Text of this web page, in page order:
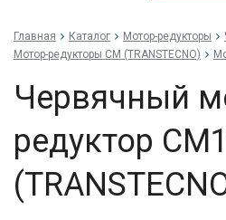
Главная Каталог Мотор-редукторы
Мотор-редукторы CM (TRANSTECNO)
Червячный
редуктор